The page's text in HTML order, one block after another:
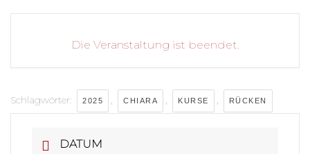
Die Veranstaltung ist beendet.
Schlagwörter: 2025 , CHIARA , KURSE , RÜCKEN
DATUM